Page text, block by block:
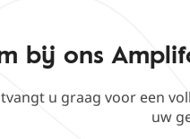
bij ons
u graag voor een
uw